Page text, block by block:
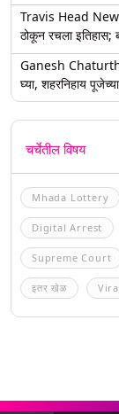
Travis Head
ठोकून रचला इतिहास;
Ganesh
घ्या, शहरनिहाय
चर्चेतील विषय
Mhada Lottery
Digital Arrest
Supreme Court
इतर खेळ